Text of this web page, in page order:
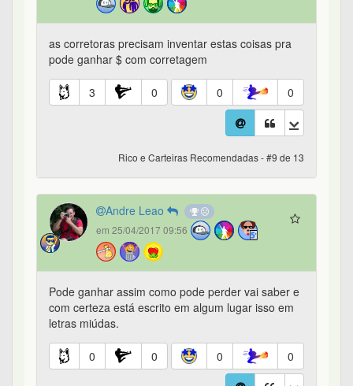
as corretoras precisam inventar estas coisas pra
pode ganhar $ com corretagem
3 0 0 0
Rico e Carteiras Recomendadas - #9 de 13
Andre Leao
em 25/04/2017 09:56
Pode ganhar assim como pode perder vai saber e
com certeza está escrito em algum lugar isso em
letras miúdas.
0 0 0 0